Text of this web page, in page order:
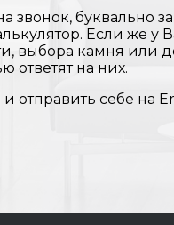
звонок, буквально
Если же у
выбора камня или
ответят на них.
отправить себе на